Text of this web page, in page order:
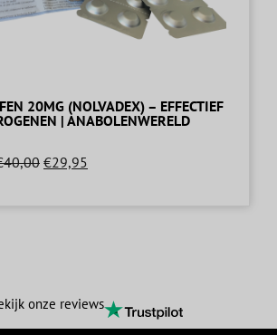
20MG (NOLVADEX) – EFFECTIEF
| ANABOLENWERELD
40,00 €29,95
onze reviews